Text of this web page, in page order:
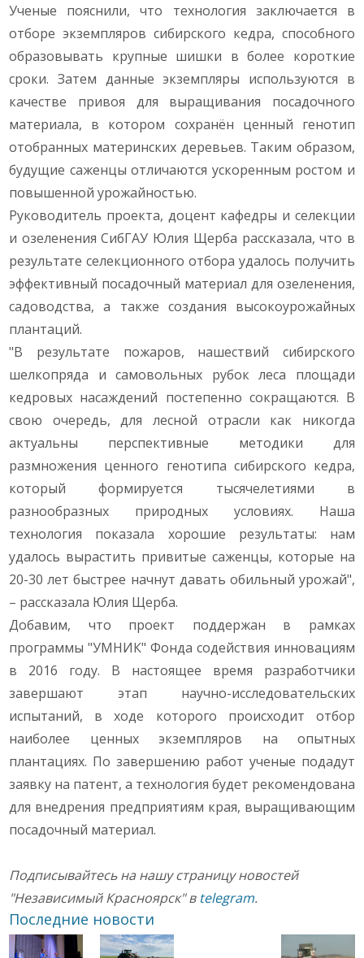
Ученые пояснили, что технология заключается в
отборе экземпляров сибирского кедра, способного
образовывать крупные шишки в более короткие
сроки. Затем данные экземпляры используются в
качестве привоя для выращивания посадочного
материала, в котором сохранён ценный генотип
отобранных материнских деревьев. Таким образом,
будущие саженцы отличаются ускоренным ростом и
повышенной урожайностью.
Руководитель проекта, доцент кафедры и селекции
и озеленения СибГАУ Юлия Щерба рассказала, что в
результате селекционного отбора удалось получить
эффективный посадочный материал для озеленения,
садоводства, а также создания высокоурожайных
плантаций.
"В результате пожаров, нашествий сибирского
шелкопряда и самовольных рубок леса площади
кедровых насаждений постепенно сокращаются. В
свою очередь, для лесной отрасли как никогда
актуальны перспективные методики для
размножения ценного генотипа сибирского кедра,
который формируется тысячелетиями в
разнообразных природных условиях. Наша
технология показала хорошие результаты: нам
удалось вырастить привитые саженцы, которые на
20-30 лет быстрее начнут давать обильный урожай",
– рассказала Юлия Щерба.
Добавим, что проект поддержан в рамках
программы "УМНИК" Фонда содействия инновациям
в 2016 году. В настоящее время разработчики
завершают этап научно-исследовательских
испытаний, в ходе которого происходит отбор
наиболее ценных экземпляров на опытных
плантациях. По завершению работ ученые подадут
заявку на патент, а технология будет рекомендована
для внедрения предприятиям края, выращивающим
посадочный материал.
Подписывайтесь на нашу страницу новостей
"Независимый Красноярск" в telegram.
Последние новости